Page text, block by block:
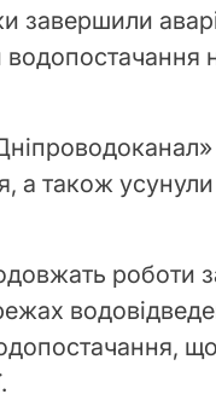
завершили
водопостачання
а також
роботи